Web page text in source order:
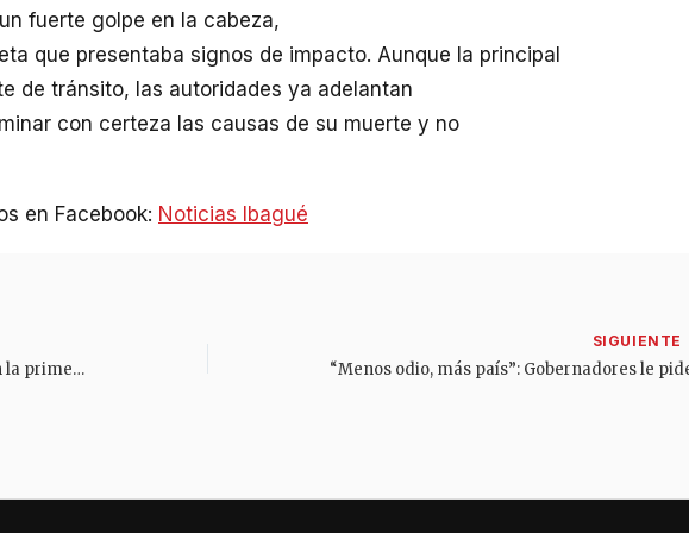
fuerte golpe en la cabeza,
que presentaba signos de impacto. Aunque la principal
de tránsito, las autoridades ya adelantan
con certeza las causas de su muerte y no
en Facebook: Noticias Ibagué
Alerta por fiebre amarilla: Confirman la primera muerte en Dolores, Tolima